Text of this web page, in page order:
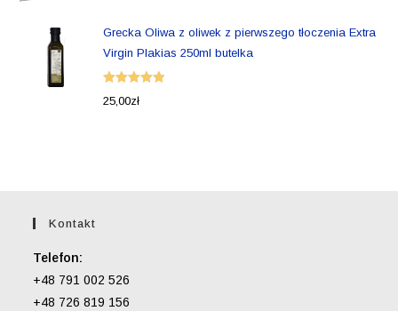
Grecka Oliwa z oliwek z pierwszego tłoczenia Extra
Virgin Plakias 250ml butelka
Oceniono
25,00zł
Kontakt
Telefon:
+48 791 002 526
+48 726 819 156